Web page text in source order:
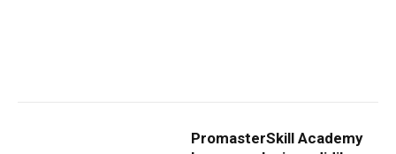
PromasterSkill Academy